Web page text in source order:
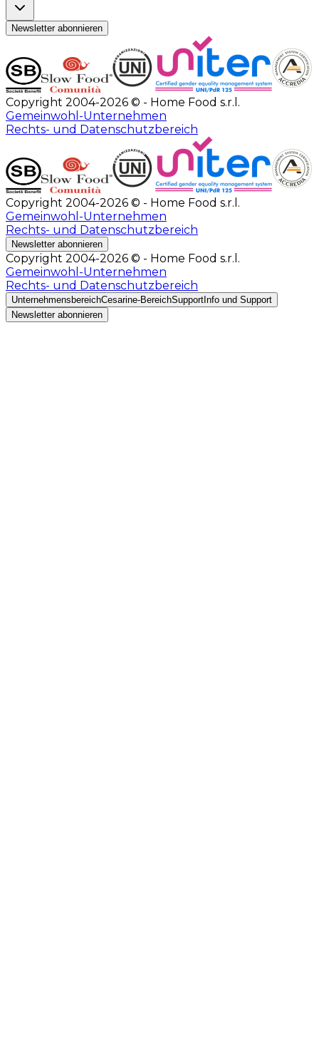
Newsletter abonnieren
Copyright 2004-2026 © - Home Food s.r.l.
Gemeinwohl-Unternehmen
Rechts- und Datenschutzbereich
Copyright 2004-2026 © - Home Food s.r.l.
Gemeinwohl-Unternehmen
Rechts- und Datenschutzbereich
Newsletter abonnieren
Copyright 2004-2026 © - Home Food s.r.l.
Gemeinwohl-Unternehmen
Rechts- und Datenschutzbereich
UnternehmensbereichCesarine-BereichSupport Info und Support
Newsletter abonnieren